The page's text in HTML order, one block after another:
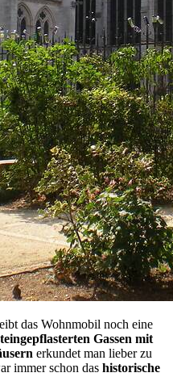
das Wohnmobil noch eine
Gassen mit
erkundet man lieber zu
immer schon das historische